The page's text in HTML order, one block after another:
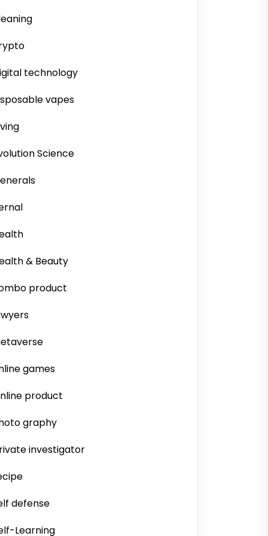
technology
vapes
Science
& Beauty
product
games
product
graphy
investigator
defense
Learning